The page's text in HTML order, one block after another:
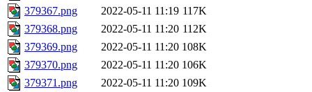
379367.png
2022-05-11 11:19 117K
379368.png
2022-05-11 11:20 112K
379369.png
2022-05-11 11:20 108K
379370.png
2022-05-11 11:20 106K
379371.png
2022-05-11 11:20 109K